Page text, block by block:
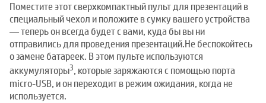
Поместите этот сверхкомпактный пульт для презентаций в
специальный чехол и положите в сумку вашего устройства
— теперь он всегда будет с вами, куда бы вы ни
отправились для проведения презентаций.Не беспокойтесь
о замене батареек. В этом пульте используются
аккумуляторы3, которые заряжаются с помощью порта
micro-USB, и он переходит в режим ожидания, когда не
используется.